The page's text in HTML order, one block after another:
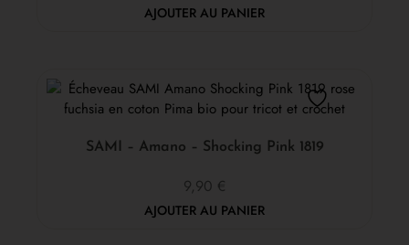
AJOUTER AU PANIER
SAMI – Amano – Shocking Pink 1819
9,90 €
AJOUTER AU PANIER